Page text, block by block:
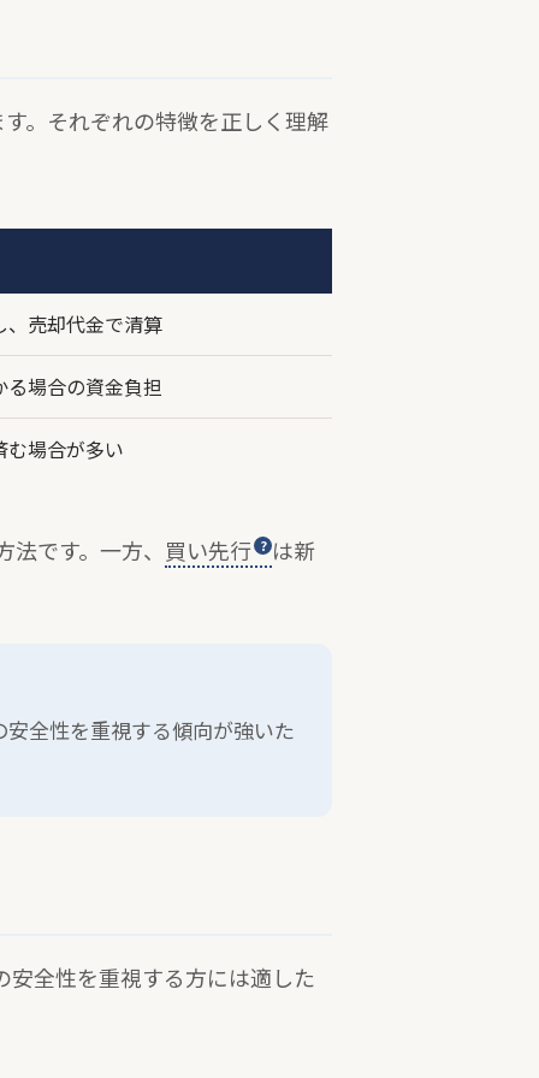
。それぞれの特徴を正しく理解
、売却代金で清算
場合の資金負担
む場合が多い
です。一方、 買い先行 は新
全性を重視する傾向が強いた
全性を重視する方には適した